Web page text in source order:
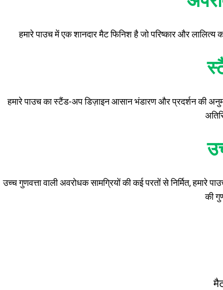
हमारे पाउच में एक शानदार मैट फिनिश है जो परिष्कार और
हमारे पाउच का स्टैंड-अप डिज़ाइन आसान भंडारण और प्रदर्शन की
उच्च गुणवत्ता वाली अवरोधक सामग्रियों की कई परतों से निर्मित,
की